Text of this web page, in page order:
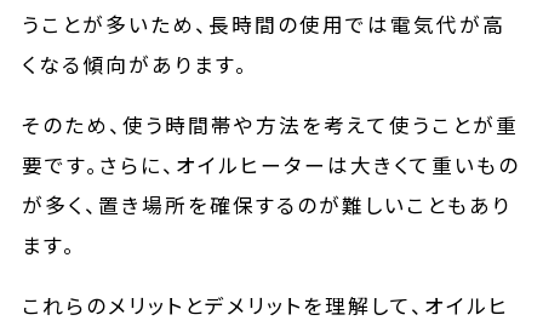
うことが多いため、長時間の使用では電気代が高
くなる傾向があります。
そのため、使う時間帯や方法を考えて使うことが重
要です。さらに、オイルヒーターは大きくて重いもの
が多く、置き場所を確保するのが難しいこともあり
ます。
これらのメリットとデメリットを理解して、オイルヒ